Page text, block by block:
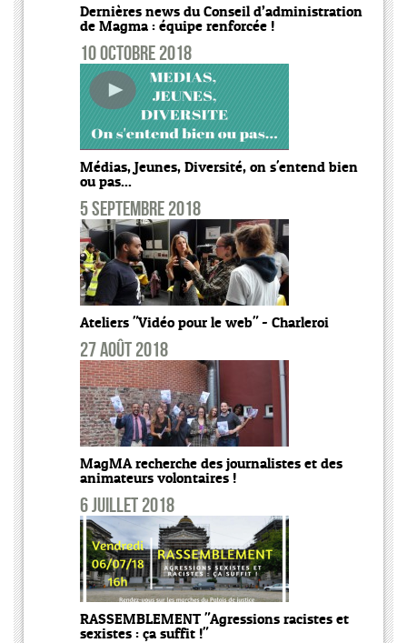
Dernières news du Conseil d’administration
de Magma : équipe renforcée !
10 octobre 2018
Médias, Jeunes, Diversité, on s'entend bien
ou pas...
5 septembre 2018
Ateliers "Vidéo pour le web" - Charleroi
27 août 2018
MagMA recherche des journalistes et des
animateurs volontaires !
6 juillet 2018
RASSEMBLEMENT "Agressions racistes et
sexistes : ça suffit !"